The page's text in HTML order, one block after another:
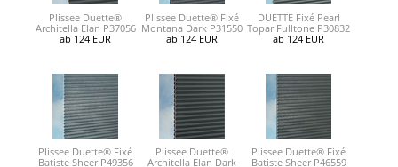
Plissee Duette®
Architella Elan P37056
ab 124 EUR
Plissee Duette® Fixé
Montana Dark P31550
ab 124 EUR
DUETTE Fixé Pearl
Topar Fulltone P30832
ab 124 EUR
Plissee Duette® Fixé
Batiste Sheer P49356
Plissee Duette®
Architella Elan Dark
Plissee Duette® Fixé
Batiste Sheer P46559